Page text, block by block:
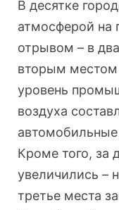
В десятке
атмосферой на
отрывом – в
вторым местом
уровень
воздуха
Кроме того, за
увеличились –
третье места